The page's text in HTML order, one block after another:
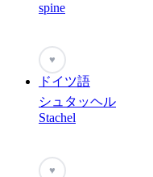
spine
♥
ドイツ語
シュタッヘル
Stachel
♥